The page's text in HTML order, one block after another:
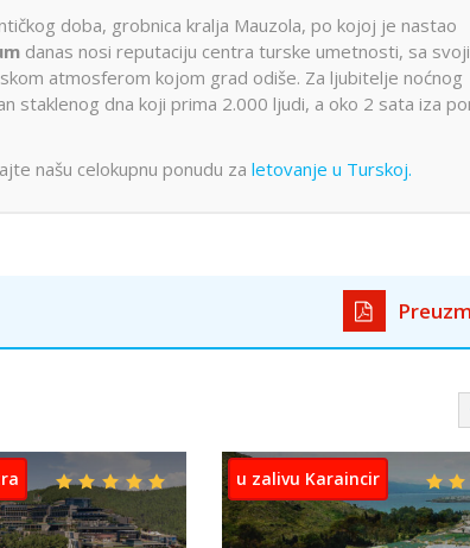
doba, grobnica kralja Mauzola, po kojoj je nastao
danas nosi reputaciju centra turske umetnosti, sa
atmosferom kojom grad odiše. Za ljubitelje noćnog
staklenog dna koji prima 2.000 ljudi, a oko 2 sata iza
našu celokupnu ponudu za letovanje u Turskoj.
7km od centra